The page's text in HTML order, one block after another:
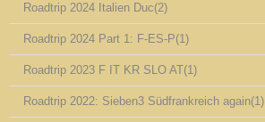
Roadtrip 2024 Italien Duc(2)
Roadtrip 2024 Part 1: F-ES-P(1)
Roadtrip 2023 F IT KR SLO AT(1)
Roadtrip 2022: Sieben3 Südfrankreich again(1)